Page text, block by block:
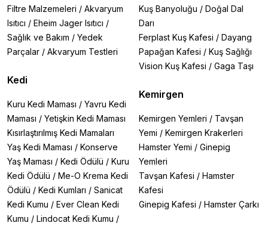
Filtre Malzemeleri / Akvaryum
Isıtıcı / Eheim Jager Isıtıcı /
Sağlık ve Bakım / Yedek
Parçalar / Akvaryum Testleri
Kedi
Kuru Kedi Maması / Yavru Kedi
Maması / Yetişkin Kedi Maması
Kısırlaştırılmış Kedi Mamaları
Yaş Kedi Maması / Konserve
Yaş Maması / Kedi Ödülü / Kuru
Kedi Ödülü / Me-O Krema Kedi
Ödülü / Kedi Kumları / Sanicat
Kedi Kumu / Ever Clean Kedi
Kumu / Lindocat Kedi Kumu /
Kuş Banyoluğu / Doğal Dal
Darı
Ferplast Kuş Kafesi / Dayang
Papağan Kafesi / Kuş Sağlığı
Vision Kuş Kafesi / Gaga Taşı
Kemirgen
Kemirgen Yemleri / Tavşan
Yemi / Kemirgen Krakerleri
Hamster Yemi / Ginepig
Yemleri
Tavşan Kafesi / Hamster
Kafesi
Ginepig Kafesi / Hamster Çarkı